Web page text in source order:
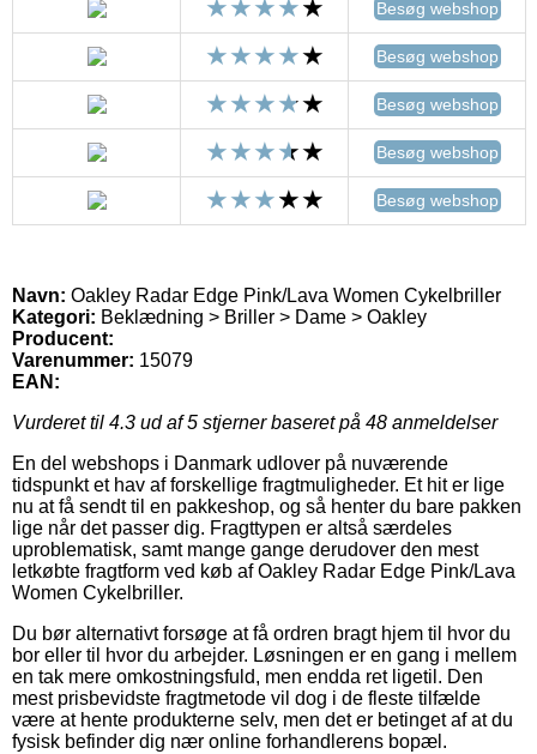
Besøg webshop
Besøg webshop
Besøg webshop
Besøg webshop
Besøg webshop
Navn: Oakley Radar Edge Pink/Lava Women Cykelbriller
Kategori: Beklædning > Briller > Dame > Oakley
Producent:
Varenummer: 15079
EAN:
Vurderet til 4.3 ud af 5 stjerner baseret på 48 anmeldelser
En del webshops i Danmark udlover på nuværende
tidspunkt et hav af forskellige fragtmuligheder. Et hit er lige
nu at få sendt til en pakkeshop, og så henter du bare pakken
lige når det passer dig. Fragttypen er altså særdeles
uproblematisk, samt mange gange derudover den mest
letkøbte fragtform ved køb af Oakley Radar Edge Pink/Lava
Women Cykelbriller.
Du bør alternativt forsøge at få ordren bragt hjem til hvor du
bor eller til hvor du arbejder. Løsningen er en gang i mellem
en tak mere omkostningsfuld, men endda ret ligetil. Den
mest prisbevidste fragtmetode vil dog i de fleste tilfælde
være at hente produkterne selv, men det er betinget af at du
fysisk befinder dig nær online forhandlerens bopæl.